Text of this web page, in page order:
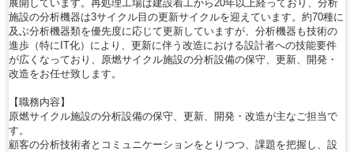
展開しています。再処理工場は建設着工から20年以上経っており、分析
施設の分析機器は3サイクル目の更新サイクルを迎えています。約70種に
及ぶ分析機器類を優先度に応じて更新していますが、分析機器も技術の
進歩（特にIT化）により、更新に伴う改造における設計者への技能要件
が広くなっており、原燃サイクル施設の分析設備の保守、更新、開発・
改造をお任せ致します。
【職務内容】
原燃サイクル施設の分析設備の保守、更新、開発・改造が主なご担当で
す。
顧客の分析技術者とコミュニケーションをとりつつ、課題を把握し、設